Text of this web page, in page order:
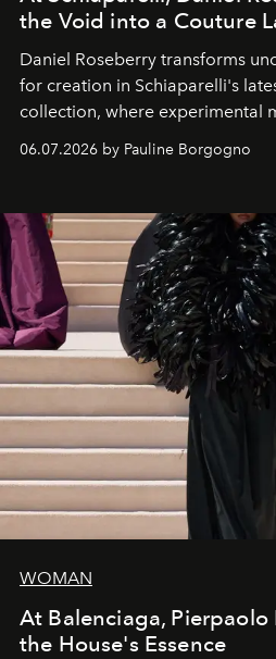
the Void into a Couture
Daniel Roseberry transforms
for creation in Schiaparelli's
collection, where experimental
exceptional craftsmanship
fashion, sculpture, and art.
06.07.2026 by Pauline Borgogno
WOMAN
At Balenciaga, Pierpaolo
the House's Essence